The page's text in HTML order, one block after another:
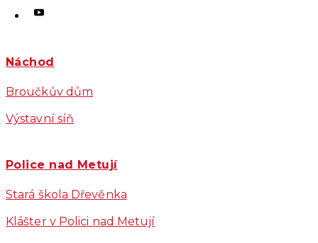
Náchod
Broučkův dům
Výstavní síň
Police nad Metují
Stará škola Dřevěnka
Klášter v Polici nad Metují